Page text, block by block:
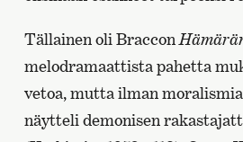
Tällainen oli Braccon
melodramaattista pahetta
vetoa, mutta ilman
näytteli demonisen